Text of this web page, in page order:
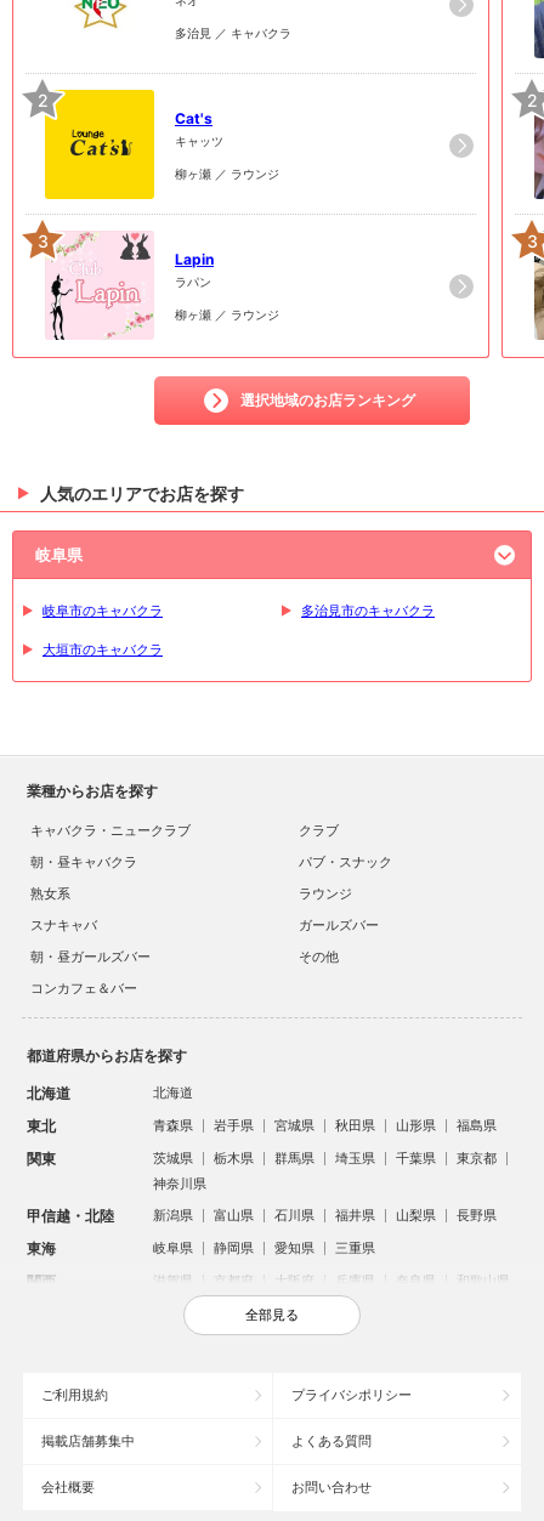
多治見 ／ キャバクラ
2
Cat's
キャッツ
柳ヶ瀬 ／ ラウンジ
3
Lapin
ラパン
柳ヶ瀬 ／ ラウンジ
選択地域のお店ランキング
2
3
人気のエリアでお店を探す
岐阜県
岐阜市のキャバクラ 多治見市のキャバクラ
大垣市のキャバクラ
業種からお店を探す
キャバクラ・ニュークラブ
クラブ
朝・昼キャバクラ
パブ・スナック
熟女系
ラウンジ
スナキャバ
ガールズバー
朝・昼ガールズバー
その他
コンカフェ＆バー
都道府県からお店を探す
北海道 北海道
東北 青森県 岩手県 宮城県 秋田県 山形県 福島県
関東 茨城県 栃木県 群馬県 埼玉県 千葉県
東京都
神奈川県
甲信越・北陸 新潟県 富山県 石川県 福井県 山梨県 長野県
東海 岐阜県 静岡県 愛知県 三重県
関西 滋賀県 京都府 大阪府 兵庫県 奈良県 和歌山県
鳥取県 島根県 岡山県 広島県
沖縄県
全部見る
ご利用規約 プライバシポリシー
掲載店舗募集中 よくある質問
会社概要 お問い合わせ